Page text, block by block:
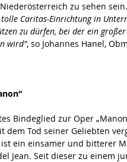
zu sehen
Caritas-Einrichtung in
zu dürfen, bei der ein
wird", so Johannes Hanel,
Bindeglied zur Oper
dem Tod seiner Geliebten
ein einsamer und bitterer
Jean. Seit dieser zu einem